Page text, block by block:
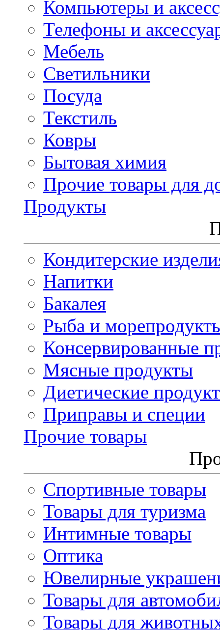
Компьютеры и
Телефоны и
Мебель
Светильники
Посуда
Текстиль
Ковры
Бытовая химия
Прочие товары для
Продукты
Кондитерские
Напитки
Бакалея
Рыба и
Консервированные
Мясные продукты
Диетические
Приправы и специи
Прочие товары
Спортивные товары
Товары для туризма
Интимные товары
Оптика
Ювелирные
Товары для
Товары для